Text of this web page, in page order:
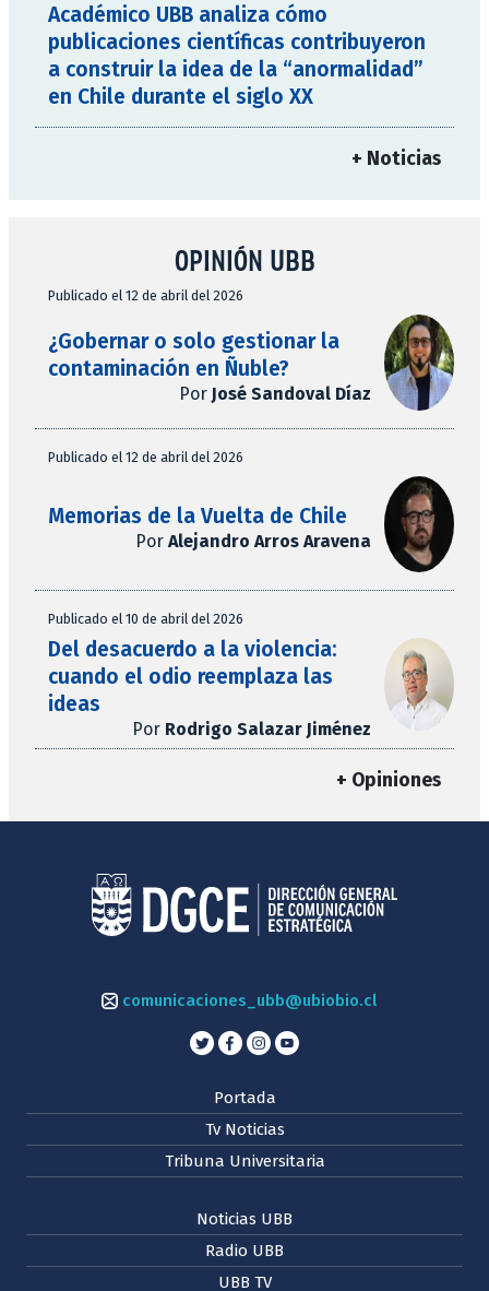
Académico UBB analiza cómo
publicaciones científicas contribuyeron
a construir la idea de la “anormalidad”
en Chile durante el siglo XX
+ Noticias
OPINIÓN UBB
Publicado el 12 de abril del 2026
¿Gobernar o solo gestionar la
contaminación en Ñuble?
Por José Sandoval Díaz
Publicado el 12 de abril del 2026
Memorias de la Vuelta de Chile
Por Alejandro Arros Aravena
Publicado el 10 de abril del 2026
Del desacuerdo a la violencia:
cuando el odio reemplaza las
ideas
Por Rodrigo Salazar Jiménez
+ Opiniones
comunicaciones_ubb@ubiobio.cl
Portada
Tv Noticias
Tribuna Universitaria
Noticias UBB
Radio UBB
UBB TV